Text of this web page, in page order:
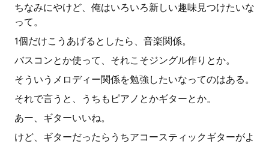
ちなみにやけど、俺はいろいろ新しい趣味見つけたいな
って。
1個だけこうあげるとしたら、音楽関係。
バスコンとか使って、それこそジングル作りとか。
そういうメロディー関係を勉強したいなってのはある。
それで言うと、うちもピアノとかギターとか。
あー、ギターいいね。
けど、ギターだったらうちアコースティックギターがよ